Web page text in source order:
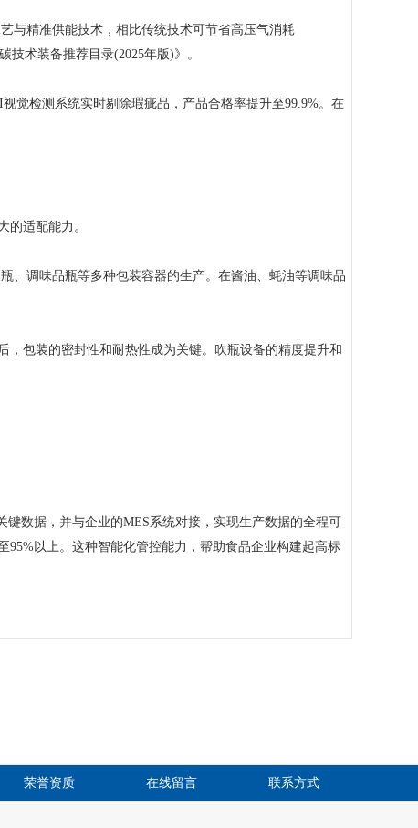
精准供能技术，相比传统技术可节省高压气消耗
技术装备推荐目录(2025年版)》。
检测系统实时剔除瑕疵品，产品合格率提升至99.9%。在
适配能力。
调味品瓶等多种包装容器的生产。在酱油、蚝油等调味品
包装的密封性和耐热性成为关键。吹瓶设备的精度提升和
数据，并与企业的MES系统对接，实现生产数据的全程可
以上。这种智能化管控能力，帮助食品企业构建起高标
荣誉资质 在线留言 联系方式